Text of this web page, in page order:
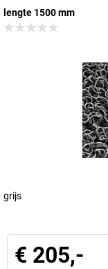
lengte 1500 mm
grijs
€ 205,-